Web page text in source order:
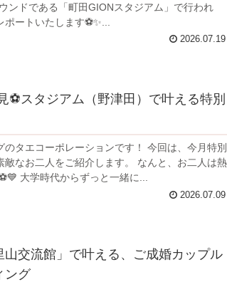
ンドである「町田GIONスタジアム」で行われ
ートいたします⚽️✨...
2026.07.19
⚽️スタジアム（野津田）で叶える特別
タエコーポレーションです！ 今回は、今月特別
ご紹介します。 なんと、お二人は熱
大学時代からずっと一緒に...
2026.07.09
交流館」で叶える、ご成婚カップル
ング